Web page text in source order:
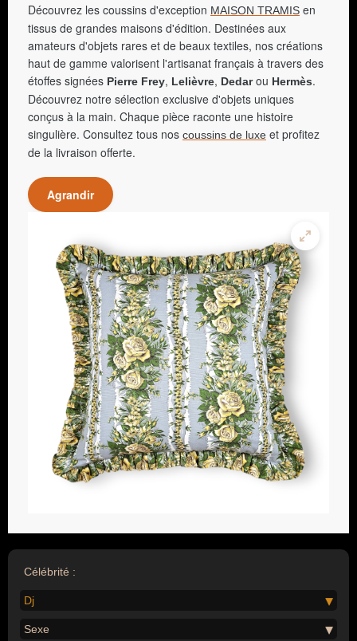
Découvrez les coussins d'exception MAISON TRAMIS en
tissus de grandes maisons d'édition. Destinées aux
amateurs d'objets rares et de beaux textiles, nos créations
haut de gamme valorisent l'artisanat français à travers des
étoffes signées Pierre Frey, Lelièvre, Dedarou Hermès.
Découvrez notre sélection exclusive d'objets uniques
conçus à la main. Chaque pièce raconte une histoire
singulière. Consultez tous nos coussins de luxe et profitez
de la livraison offerte.
Agrandir
Célébrité :
Dj
Sexe